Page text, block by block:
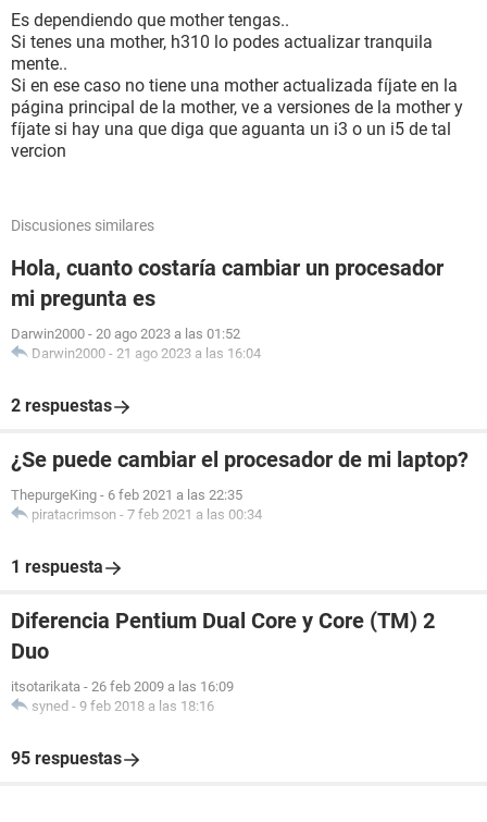
Es dependiendo que mother tengas..
Si tenes una mother, h310 lo podes actualizar tranquila
mente..
Si en ese caso no tiene una mother actualizada fíjate en la
página principal de la mother, ve a versiones de la mother y
fíjate si hay una que diga que aguanta un i3 o un i5 de tal
vercion
Discusiones similares
Hola, cuanto costaría cambiar un procesador
mi pregunta es
Darwin2000 - 20 ago 2023 a las 01:52
Darwin2000 - 21 ago 2023 a las 16:04
2 respuestas
¿Se puede cambiar el procesador de mi laptop?
ThepurgeKing - 6 feb 2021 a las 22:35
piratacrimson - 7 feb 2021 a las 00:34
1 respuesta
Diferencia Pentium Dual Core y Core (TM) 2
Duo
itsotarikata - 26 feb 2009 a las 16:09
syned - 9 feb 2018 a las 18:16
95 respuestas